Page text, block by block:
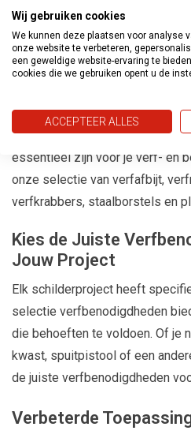
Overige
Uitgebreid assortiment aan
essentieel zijn voor je verf- en
onze selectie van verfafbijt,
verfkrabbers, staalborstels en
Kies de Juiste
Jouw Project
Elk schilderproject heeft
selectie verfbenodigdheden
die behoeften te voldoen. Of je
kwast, spuitpistool of een
de juiste verfbenodigdheden
Verbeterde
Wij gebruiken cookies
We kunnen deze plaatsen voor analyse
onze website te verbeteren,
een geweldige website-ervaring te
cookies die we gebruiken opent u de
ACCEPTEER ALLES